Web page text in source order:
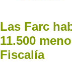
Las Farc
11.500
Fiscalía